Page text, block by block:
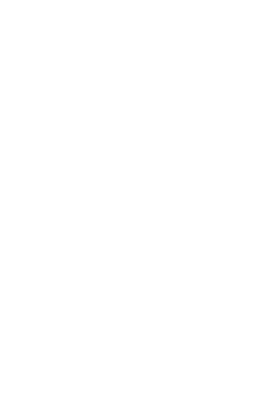
sanguine
en massage durant le bain
peau, contribuant ainsi à une
amas graisseux et la
encourageant